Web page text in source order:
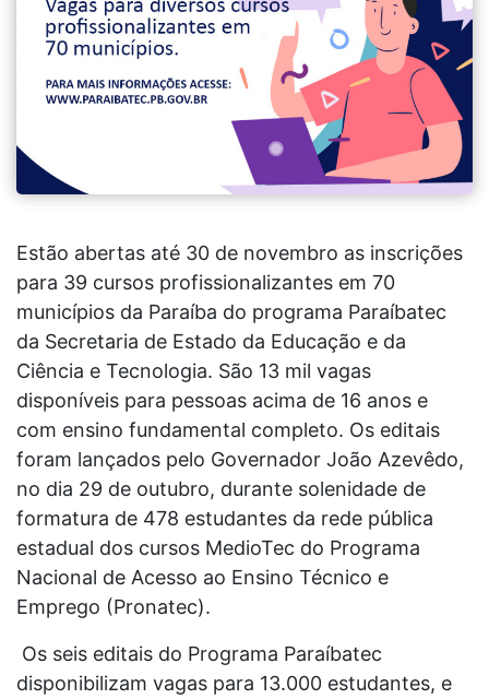
Estão abertas até 30 de novembro as inscrições
para 39 cursos profissionalizantes em 70
municípios da Paraíba do programa Paraíbatec
da Secretaria de Estado da Educação e da
Ciência e Tecnologia. São 13 mil vagas
disponíveis para pessoas acima de 16 anos e
com ensino fundamental completo. Os editais
foram lançados pelo Governador João Azevêdo,
no dia 29 de outubro, durante solenidade de
formatura de 478 estudantes da rede pública
estadual dos cursos MedioTec do Programa
Nacional de Acesso ao Ensino Técnico e
Emprego (Pronatec).
Os seis editais do Programa Paraíbatec
disponibilizam vagas para 13.000 estudantes, e